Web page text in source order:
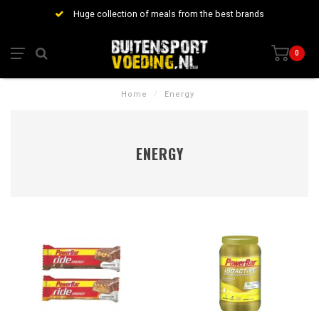
Huge collection of meals from the best brands
0
Home / Energy
ENERGY